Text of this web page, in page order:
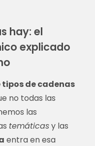
hay: el
explicado
tipos de cadenas
no todas las
las
temáticasy las
entra en esa